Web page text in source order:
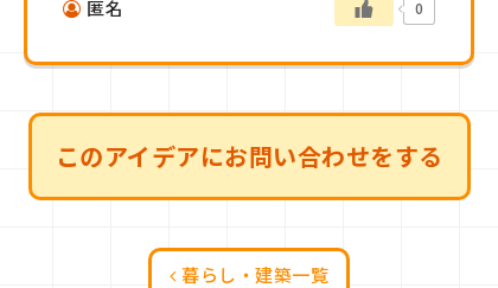
匿名 0
このアイデアにお問い合わせをする
暮らし・建築一覧